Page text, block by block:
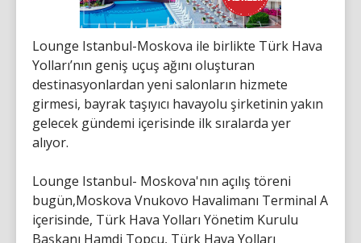
Lounge Istanbul-Moskova ile birlikte Türk Hava
Yolları’nın geniş uçuş ağını oluşturan
destinasyonlardan yeni salonların hizmete
girmesi, bayrak taşıyıcı havayolu şirketinin yakın
gelecek gündemi içerisinde ilk sıralarda yer
alıyor.
Lounge Istanbul- Moskova'nın açılış töreni
bugün,Moskova Vnukovo Havalimanı Terminal A
içerisinde, Türk Hava Yolları Yönetim Kurulu
Başkanı Hamdi Topçu, Türk Hava Yolları